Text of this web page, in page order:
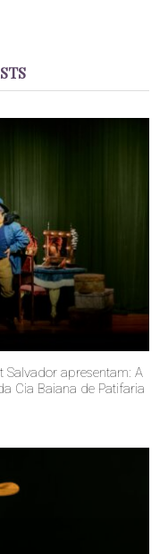
Salvador apresentam: A
Cia Baiana de Patifaria